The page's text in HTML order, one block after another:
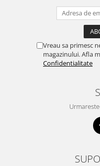
Vreau sa primesc
magazinului. Afla
Confidentialitate